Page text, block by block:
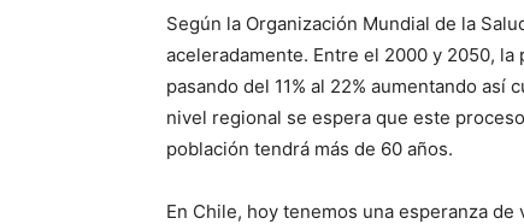
Según la Organización Mundial de la
aceleradamente. Entre el 2000 y 2050,
pasando del 11% al 22% aumentando así
nivel regional se espera que este
población tendrá más de 60 años.
En Chile, hoy tenemos una esperanza